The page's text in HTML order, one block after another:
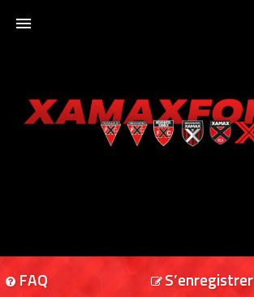
XAMAXFORUM
FAQ S’enregistrer